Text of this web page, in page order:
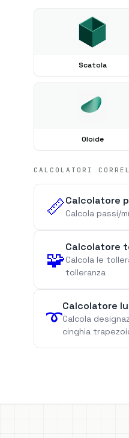
Scatola
Oloide
CALCOLATORI
📏Calcolatore
Calcola passi/
🧩
Calcolatore
Calcola le
tolleranza
➰
Calcolatore
Calcola
cinghia